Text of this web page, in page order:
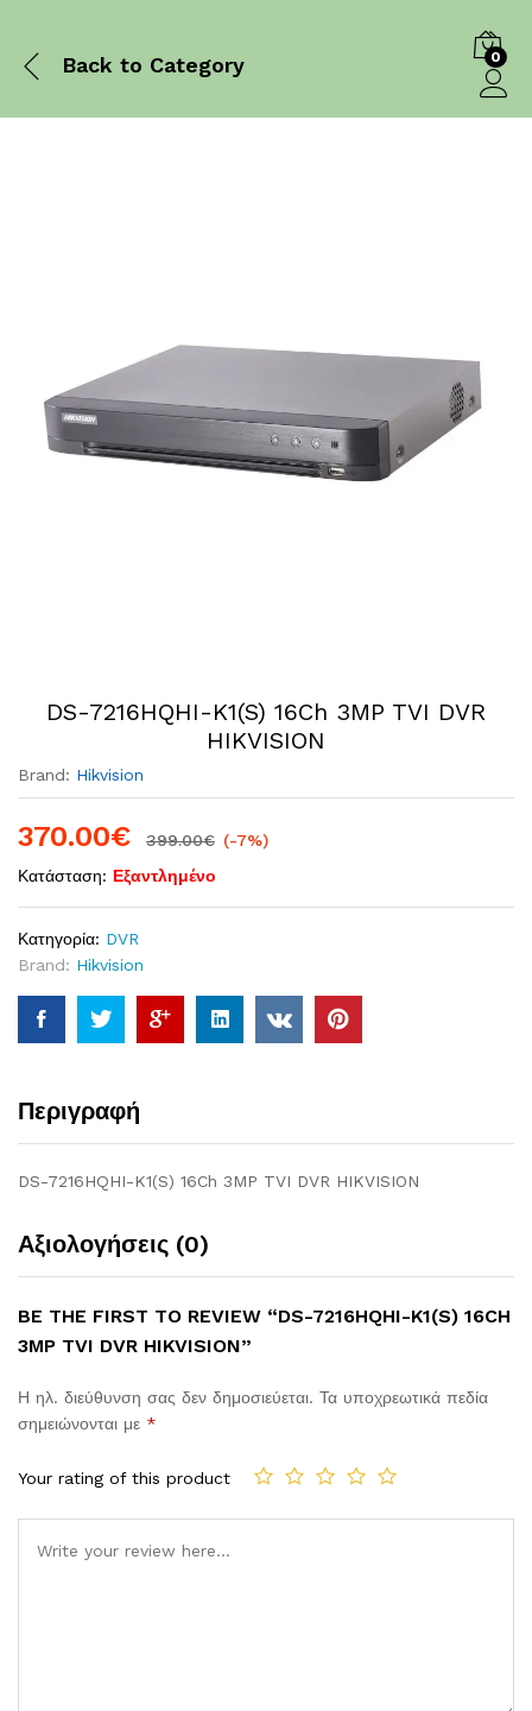
Back to Category 0
DS-7216HQHI-K1(S) 16Ch 3MP TVI DVR
HIKVISION
Brand: Hikvision
370.00€ 399.00€ (-7%)
Κατάσταση: Εξαντλημένο
Κατηγορία: DVR
Brand: Hikvision
Περιγραφή
DS-7216HQHI-K1(S) 16Ch 3MP TVI DVR HIKVISION
Αξιολογήσεις (0)
BE THE FIRST TO REVIEW “DS-7216HQHI-K1(S) 16CH
3MP TVI DVR HIKVISION”
Η ηλ. διεύθυνση σας δεν δημοσιεύεται. Τα υποχρεωτικά πεδία
σημειώνονται με *
Your rating of this product